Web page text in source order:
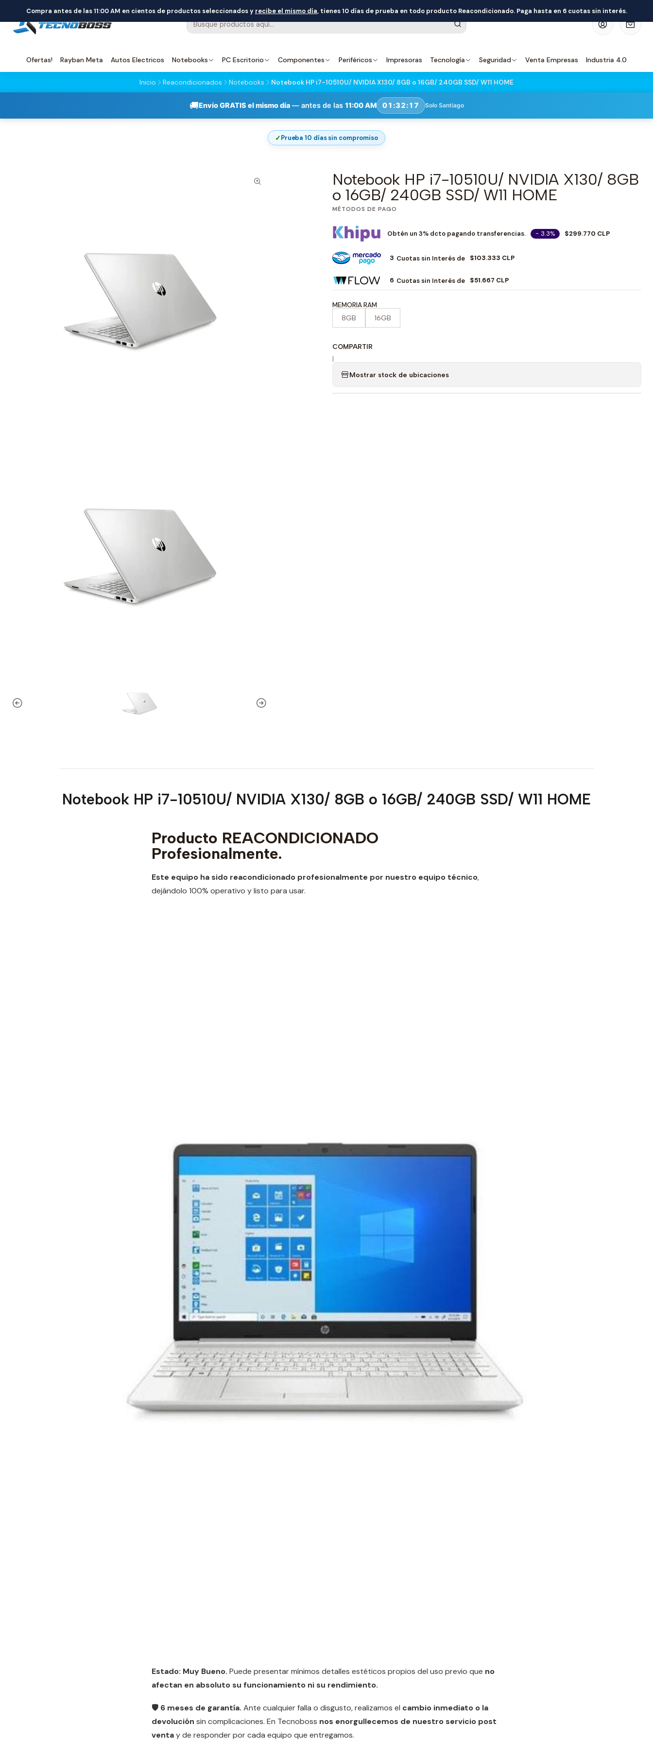
Ofertas! Rayban Meta Autos Electricos Notebooks PC Escritorio Componentes Periféricos Impresoras Tecnología Seguridad Venta Empresas Industria 4.0
Compra antes de las 11:00 AM en cientos de productos seleccionados y recibe el mismo día, tienes 10 días de prueba en todo producto Reacondicionado. Paga hasta en 6 cuotas sin interés.
Inicio Reacondicionados Notebooks Notebook HP i7-10510U/ NVIDIA X130/ 8GB o 16GB/ 240GB SSD/ W11 HOME
🚚Envío GRATIS el mismo día— antes de las 11:00 AM 01:32:16 Solo Santiago
✓Prueba 10 días sin compromiso
Notebook HP i7-10510U/ NVIDIA X130/ 8GB
o 16GB/ 240GB SSD/ W11 HOME
MÉTODOS DE PAGO
Obtén un 3% dcto pagando transferencias. - 3.3% $299.770 CLP
3 Cuotas sin Interés de $103.333 CLP
6 Cuotas sin Interés de $51.667 CLP
MEMORIA RAM
8GB 16GB
COMPARTIR
|
Mostrar stock de ubicaciones
Notebook HP i7-10510U/ NVIDIA X130/ 8GB o 16GB/ 240GB SSD/ W11 HOME
Producto REACONDICIONADO
Profesionalmente.
Este equipo ha sido reacondicionado profesionalmente por nuestro equipo técnico,
dejándolo 100% operativo y listo para usar.
Estado: Muy Bueno. Puede presentar mínimos detalles estéticos propios del uso previo que no
afectan en absoluto su funcionamiento ni su rendimiento.
🛡️ 6 meses de garantía. Ante cualquier falla o disgusto, realizamos el cambio inmediato o la
devolución sin complicaciones. En Tecnoboss nos enorgullecemos de nuestro servicio post
ventay de responder por cada equipo que entregamos.